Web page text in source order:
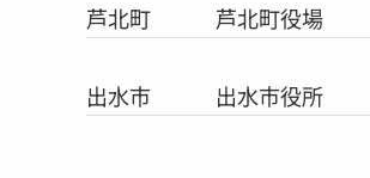
芦北町 芦北町役場
出水市 出水市役所